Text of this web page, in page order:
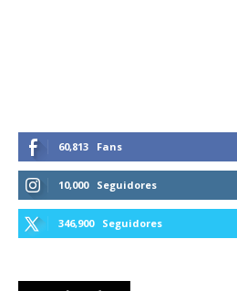
60,813 Fans
10,000 Seguidores
346,900 Seguidores